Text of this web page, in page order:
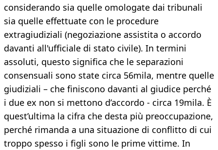
considerando sia quelle omologate dai tribunali
sia quelle effettuate con le procedure
extragiudiziali (negoziazione assistita o accordo
davanti all'ufficiale di stato civile). In termini
assoluti, questo significa che le separazioni
consensuali sono state circa 56mila, mentre quelle
giudiziali – che finiscono davanti al giudice perché
i due ex non si mettono d’accordo - circa 19mila. È
quest’ultima la cifra che desta più preoccupazione,
perché rimanda a una situazione di conflitto di cui
troppo spesso i figli sono le prime vittime. In